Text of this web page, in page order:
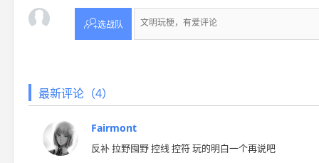
选战队
最新评论（4）
Fairmont
反补 拉野囤野 控线 控符 玩的明白一个再说吧